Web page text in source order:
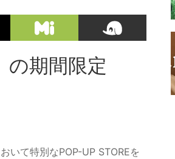
の期間限定
いて特別なPOP-UP STOREを